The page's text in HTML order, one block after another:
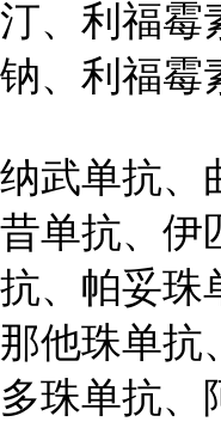
汀、利福霉
钠、利福霉
纳武单抗、
昔单抗、伊
抗、帕妥珠
那他珠单抗
多珠单抗、